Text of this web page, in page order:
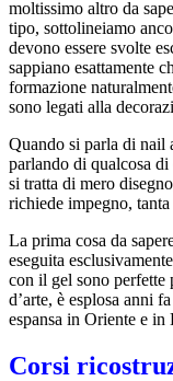
moltissimo altro da
tipo, sottolineiamo
devono essere svolte
sappiano esattamente
formazione
sono legati alla
Quando si parla di nail
parlando di qualcosa di
si tratta di mero
richiede impegno,
La prima cosa da
eseguita
con il gel sono perfette
d’arte, è esplosa anni
espansa in Oriente e in
Corsi